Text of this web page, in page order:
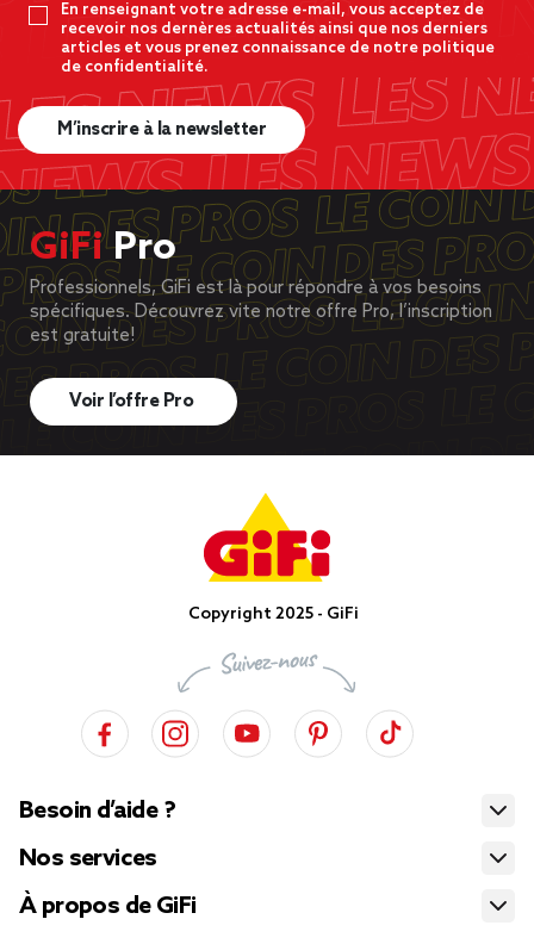
En renseignant votre adresse e-mail, vous acceptez de
recevoir nos dernères actualités ainsi que nos derniers
articles et vous prenez connaissance de notre politique
de confidentialité.
M’inscrire à la newsletter
GiFiPro
Professionnels, GiFi est là pour répondre à vos besoins
spécifiques. Découvrez vite notre offre Pro, l’inscription
est gratuite!
Voir l’offre Pro
Copyright 2025 - GiFi
Besoin d’aide ?
Nos services
À propos de GiFi